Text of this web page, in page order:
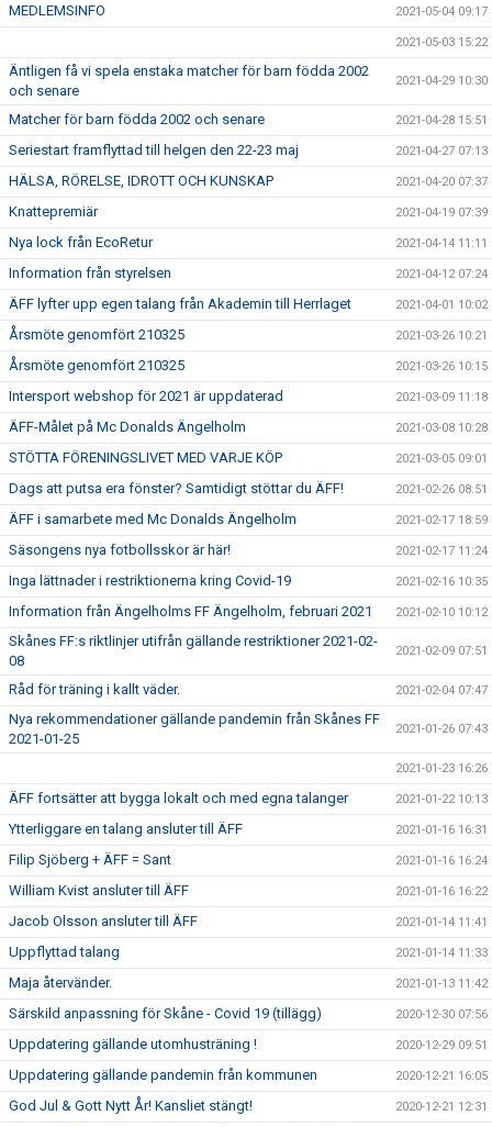
MEDLEMSINFO 2021-05-04 09:17
2021-05-03 15:22
Äntligen få vi spela enstaka matcher för barn födda 2002
och senare
2021-04-29 10:30
Matcher för barn födda 2002 och senare 2021-04-28 15:51
Seriestart framflyttad till helgen den 22-23 maj 2021-04-27 07:13
HÄLSA, RÖRELSE, IDROTT OCH KUNSKAP 2021-04-20 07:37
Knattepremiär 2021-04-19 07:39
Nya lock från EcoRetur 2021-04-14 11:11
Information från styrelsen 2021-04-12 07:24
ÄFF lyfter upp egen talang från Akademin till Herrlaget 2021-04-01 10:02
Årsmöte genomfört 210325 2021-03-26 10:21
Årsmöte genomfört 210325 2021-03-26 10:15
Intersport webshop för 2021 är uppdaterad 2021-03-09 11:18
ÄFF-Målet på Mc Donalds Ängelholm 2021-03-08 10:28
STÖTTA FÖRENINGSLIVET MED VARJE KÖP 2021-03-05 09:01
Dags att putsa era fönster? Samtidigt stöttar du ÄFF! 2021-02-26 08:51
ÄFF i samarbete med Mc Donalds Ängelholm 2021-02-17 18:59
Säsongens nya fotbollsskor är här! 2021-02-17 11:24
Inga lättnader i restriktionerna kring Covid-19 2021-02-16 10:35
Information från Ängelholms FF Ängelholm, februari 2021 2021-02-10 10:12
Skånes FF:s riktlinjer utifrån gällande restriktioner 2021-02-
08
2021-02-09 07:51
Råd för träning i kallt väder. 2021-02-04 07:47
Nya rekommendationer gällande pandemin från Skånes FF
2021-01-25
2021-01-26 07:43
2021-01-23 16:26
ÄFF fortsätter att bygga lokalt och med egna talanger 2021-01-22 10:13
Ytterliggare en talang ansluter till ÄFF 2021-01-16 16:31
Filip Sjöberg + ÄFF = Sant 2021-01-16 16:24
William Kvist ansluter till ÄFF 2021-01-16 16:22
Jacob Olsson ansluter till ÄFF 2021-01-14 11:41
Uppflyttad talang 2021-01-14 11:33
Maja återvänder. 2021-01-13 11:42
Särskild anpassning för Skåne - Covid 19 (tillägg) 2020-12-30 07:56
Uppdatering gällande utomhusträning ! 2020-12-29 09:51
Uppdatering gällande pandemin från kommunen 2020-12-21 16:05
God Jul & Gott Nytt År! Kansliet stängt! 2020-12-21 12:31